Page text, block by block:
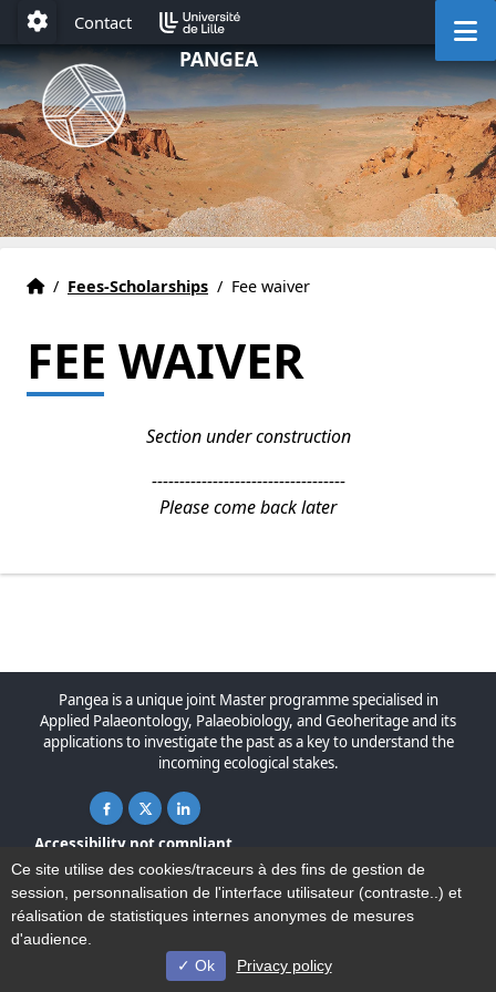
Accéder au menu principal
Accéder au contenu
Paramétrage
Contact
PANGEA
HOME
Accueil
/ Fees-Scholarships / Fee waiver
FEE WAIVER
Section under construction
-----------------------------------
Please come back later
Pangea is a unique joint Master programme specialised in
Applied Palaeontology, Palaeobiology, and Geoheritage and its
applications to investigate the past as a key to understand the
incoming ecological stakes.
Facebook ( New window)
X ( New window)
Linkedin ( New window)
Accessibility not compliant
Site map
Legal notice
Contact
© Université de Lille - 2022
Ce site utilise des cookies/traceurs à des fins de gestion de
session, personnalisation de l'interface utilisateur (contraste..) et
réalisation de statistiques internes anonymes de mesures
d'audience.
Ok
Privacy policy